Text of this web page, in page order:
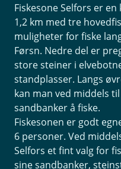
Fiskesone Selfors er
1,2 km med tre
muligheter for fiske
Førsn. Nedre del er
store steiner i
standplasser. Langs
kan man ved middels
sandbanker å fiske.
Fiskesonen er godt
6 personer. Ved
Selfors et fint valg for
sine sandbanker,